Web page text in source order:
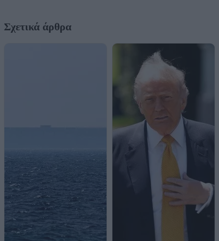
Σχετικά άρθρα